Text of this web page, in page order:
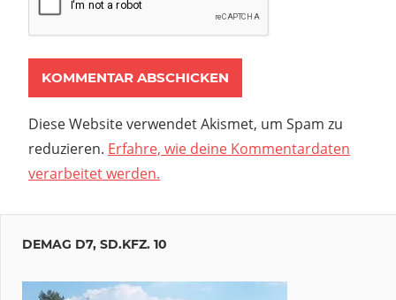
Diese Website verwendet Akismet, um Spam zu
reduzieren. Erfahre, wie deine Kommentardaten
verarbeitet werden.
DEMAG D7, SD.KFZ. 10